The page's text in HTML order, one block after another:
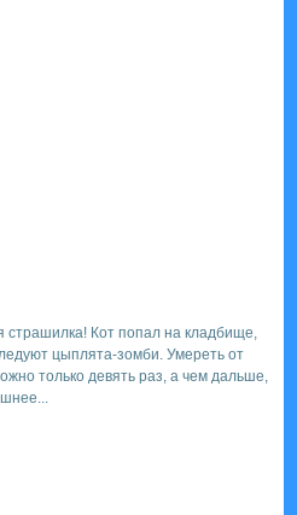
страшилка! Кот попал на кладбище,
цыплята-зомби. Умереть от
только девять раз, а чем дальше,